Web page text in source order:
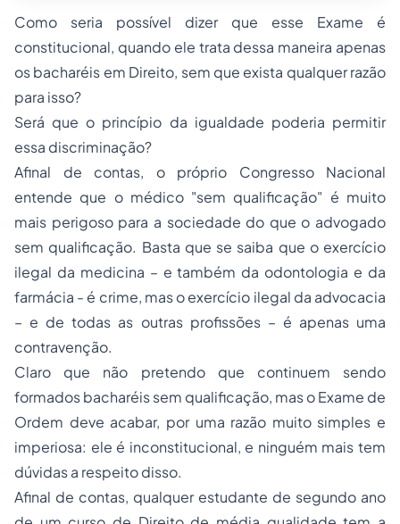
Como seria possível dizer que esse Exame é
constitucional, quando ele trata dessa maneira apenas
os bacharéis em Direito, sem que exista qualquer razão
para isso?
Será que o princípio da igualdade poderia permitir
essa discriminação?
Afinal de contas, o próprio Congresso Nacional
entende que o médico "sem qualificação" é muito
mais perigoso para a sociedade do que o advogado
sem qualificação. Basta que se saiba que o exercício
ilegal da medicina – e também da odontologia e da
farmácia - é crime, mas o exercício ilegal da advocacia
– e de todas as outras profissões – é apenas uma
contravenção.
Claro que não pretendo que continuem sendo
formados bacharéis sem qualificação, mas o Exame de
Ordem deve acabar, por uma razão muito simples e
imperiosa: ele é inconstitucional, e ninguém mais tem
dúvidas a respeito disso.
Afinal de contas, qualquer estudante de segundo ano